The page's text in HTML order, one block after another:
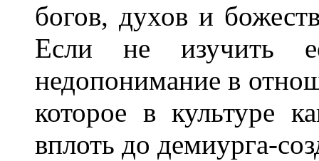
богов, духов и
Если не изучить
недопонимание в
которое в культуре
вплоть до демиурга-